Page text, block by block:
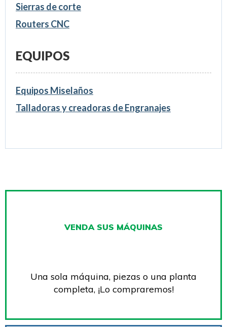
Sierras de corte
Routers CNC
EQUIPOS
Equipos Miselaños
Talladoras y creadoras de Engranajes
VENDA SUS MÁQUINAS
Una sola máquina, piezas o una planta
completa, ¡Lo compraremos!